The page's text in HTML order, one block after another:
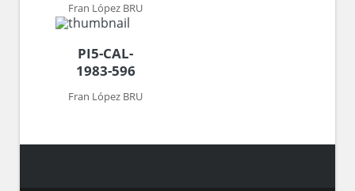
Fran López BRU
PI5-CAL-
1983-596
Fran López BRU